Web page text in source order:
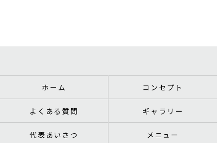
ホーム コンセプト
よくある質問 ギャラリー
代表あいさつ メニュー